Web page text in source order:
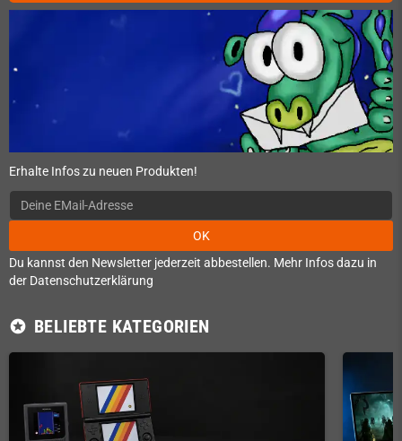
Erhalte Infos zu neuen Produkten!
OK
Du kannst den Newsletter jederzeit abbestellen. Mehr Infos dazu in
der Datenschutzerklärung
stars BELIEBTE KATEGORIEN